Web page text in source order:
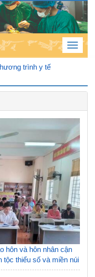
Toggle
trình y tế
hôn và hôn nhân cận
tộc thiểu số và miền núi